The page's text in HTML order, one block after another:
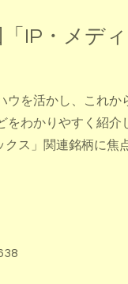
IP・メデ
を活かし、これ
わかりやすく紹
ス」関連銘柄に焦